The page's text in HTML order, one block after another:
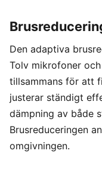
Den adaptiva
Tolv mikrofoner
tillsammans för att
justerar ständigt
dämpning av både
Brusreduceringen
omgivningen.